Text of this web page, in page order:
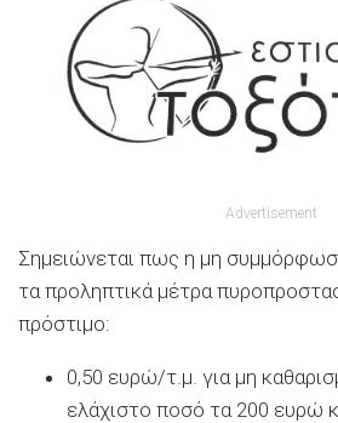
Advertisement
Σημειώνεται πως η μη
τα προληπτικά μέτρα
πρόστιμο:
0,50 ευρώ/τ.μ. για μη
ελάχιστο ποσό τα 200 ευρώ